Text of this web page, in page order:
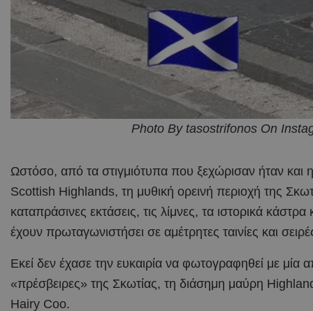
Photo By tasostrifonos On
Ωστόσο, από τα στιγμιότυπα που ξεχώρισαν ήταν και
Scottish Highlands, τη μυθική ορεινή περιοχή της
καταπράσινες εκτάσεις, τις λίμνες, τα ιστορικά
έχουν πρωταγωνιστήσει σε αμέτρητες ταινίες και
Εκεί δεν έχασε την ευκαιρία να φωτογραφηθεί με μία
«πρέσβειρες» της Σκωτίας, τη διάσημη μαύρη
Hairy Coo.